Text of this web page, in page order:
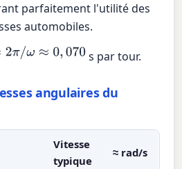
parfaitement l'utilité des
automobiles.
/ω≈0,070 s par tour.
angulaires du
Vitesse
typique
≈ rad/s